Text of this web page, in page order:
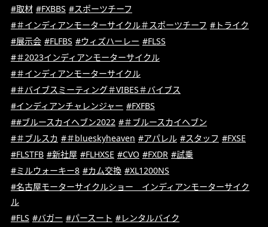
#取材 #FXBBS #スポーツチーフ
#＃インディアンモーターサイクル＃スポーツチーフ #トライク
#展示会 #FLFBS #ウィズハーレー #FLSS
#＃2023インディアンモーターサイクル
#＃インディアンモーターサイクル
#＃バイブスミーティング＃VIBES＃バイブス
#インディアンチャレンジャー #FXFBS
##ブルースカイヘブン2022 #＃ブルースカイヘブン
#＃ブルスカ #＃blueskyheaven #アパレル #スタッフ #FXSE
#FLSTFB #新社屋 #FLHXSE #CVO #FXDR #試乗
#ミルウォーキー8 #カム交換 #XL1200NS
#名古屋モーターサイクルショー インディアンモーターサイク
ル
#FLS #バガー #パースート #レンタルバイク